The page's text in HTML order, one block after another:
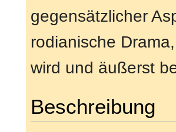
gegensätzlicher
rodianische
wird und äußerst
Beschreibung